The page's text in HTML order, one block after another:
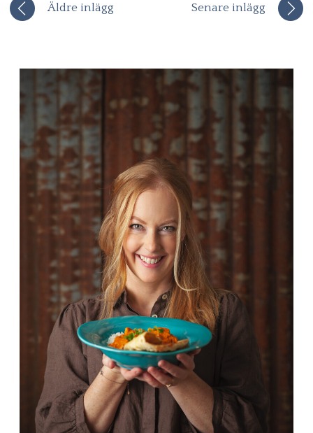
Äldre inlägg Senare inlägg